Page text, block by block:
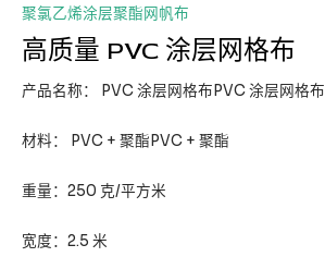
聚氯乙烯涂层聚酯网帆布
高质量 PVC 涂层网格布
产品名称： PVC 涂层网格布PVC 涂层网格布
材料： PVC + 聚酯PVC + 聚酯
重量：250 克/平方米
宽度：2.5 米